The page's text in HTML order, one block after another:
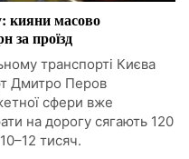
кияни масово
за проїзд
транспорті Києва
Дмитро Перов
сфери вже
на дорогу сягають 120
тисяч.